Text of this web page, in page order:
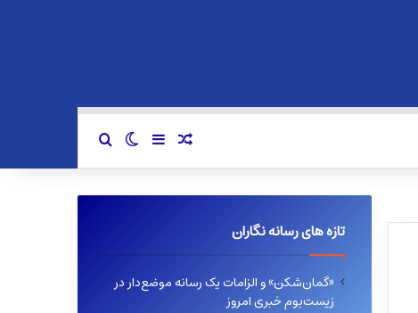
نوشته تصادفی
سایدبارتغییر پوسته
تازه های رسانه نگاران
«گمان‌شکن» و الزامات یک رسانه موضع‌دار در
زیست‌بوم خبری امروز